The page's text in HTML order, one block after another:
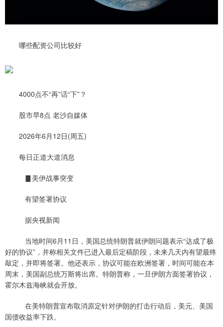
哪些配资公司比较好
4000点不“再”话“下”？
股市早8点 老沙自媒体
2026年6月12日(周五)
每日正道大道消息
▊美伊战事突变
有望签署协议
据央视新闻
当地时间6月11日，美国总统特朗普就伊朗问题表示“达成了极
好的协议”，并称相关文件已进入最后定稿阶段，未来几天内有望最终
敲定，并即将签署。他还表示，协议可能在欧洲签署，时间可能在本
周末，美国副总统万斯将出席。特朗普称，一旦伊朗方面签署协议，
霍尔木兹海峡就会开放。
在美特朗普宣布取消原定针对伊朗的打击行动后，美元、美国
国债收益率下跌。